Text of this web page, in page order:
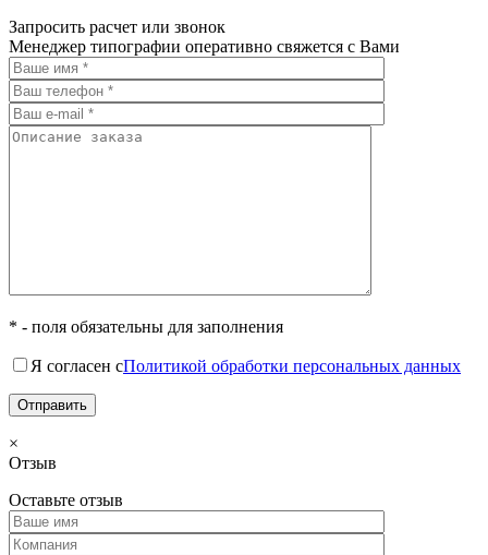
Запросить расчет или звонок
Менеджер типографии оперативно свяжется с Вами
* - поля обязательны для заполнения
Я согласен сПолитикой обработки персональных данных
×
Отзыв
Оставьте отзыв